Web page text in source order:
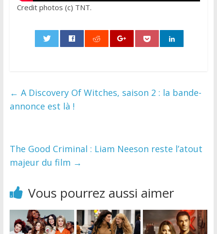
Credit photos (c) TNT.
← A Discovery Of Witches, saison 2 : la bande-
annonce est là !
The Good Criminal : Liam Neeson reste l’atout
majeur du film →
Vous pourrez aussi aimer